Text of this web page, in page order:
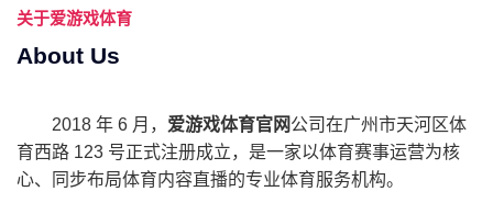
关于爱游戏体育
About Us
2018 年 6 月， 爱游戏体育官网公司在广州市天河区体
育西路 123 号正式注册成立，是一家以体育赛事运营为核
心、同步布局体育内容直播的专业体育服务机构。